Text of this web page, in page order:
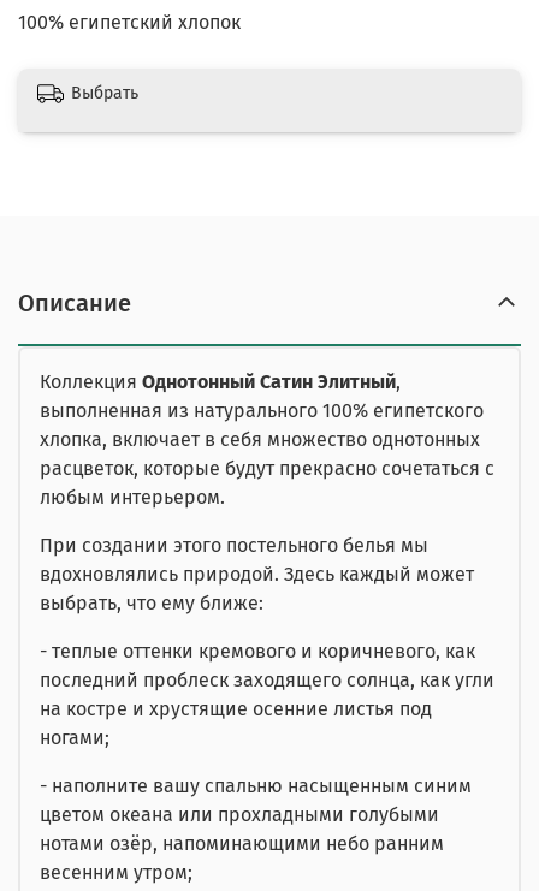
100% египетский хлопок
Выбрать
Описание
Коллекция Однотонный Сатин Элитный,
выполненная из натурального 100% египетского
хлопка, включает в себя множество однотонных
расцветок, которые будут прекрасно сочетаться с
любым интерьером.
При создании этого постельного белья мы
вдохновлялись природой. Здесь каждый может
выбрать, что ему ближе:
- теплые оттенки кремового и коричневого, как
последний проблеск заходящего солнца, как угли
на костре и хрустящие осенние листья под
ногами;
- наполните вашу спальню насыщенным синим
цветом океана или прохладными голубыми
нотами озёр, напоминающими небо ранним
весенним утром;